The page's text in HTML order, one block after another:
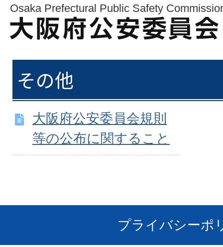
Osaka Prefectural Public Safety
その他
大阪府公安委員会規則
等の公布に関すること
プライバシーポ